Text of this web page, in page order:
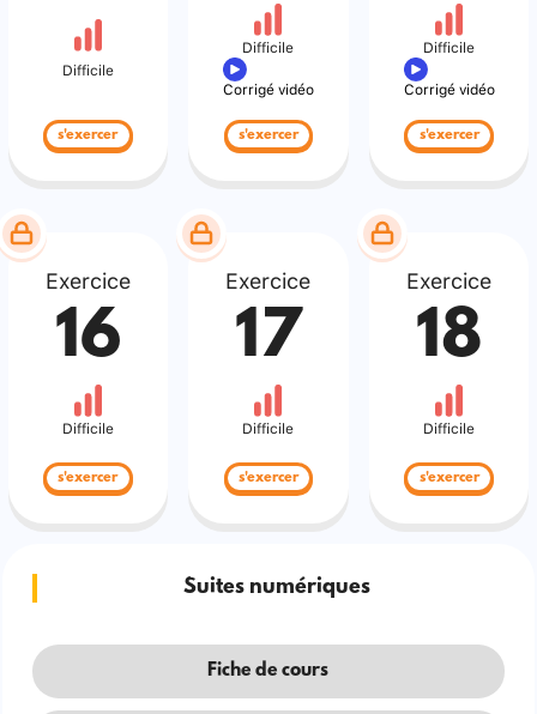
Difficile
s'exercer
Difficile
Corrigé vidéo
s'exercer
Difficile
Corrigé vidéo
s'exercer
Exercice
16
Difficile
s'exercer
Exercice
17
Difficile
s'exercer
Exercice
18
Difficile
s'exercer
Suites numériques
Fiche de cours